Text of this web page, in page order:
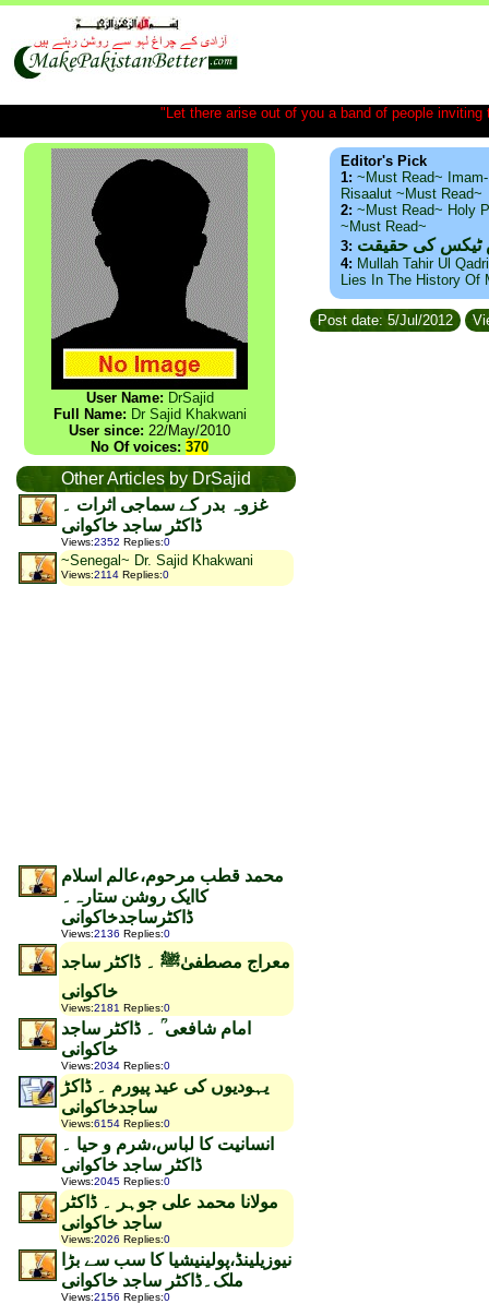
"Let there arise out of you a band of people
User Name: DrSajid
Full Name: Dr Sajid Khakwani
User since: 22/May/2010
No Of voices: 370
Other Articles by DrSajid
غزوہ بدر کے سماجی اثرات ۔
ڈاکٹر ساجد خاکوانی
Views:2352 Replies:0
~Senegal~ Dr. Sajid Khakwani
Views:2114 Replies:0
محمد قطب مرحوم،عالم اسلام
کاایک روشن ستارہ۔
ڈاکٹرساجدخاکوانی
Views:2136 Replies:0
معراج مصطفیٰﷺ ۔ ڈاکٹر ساجد
خاکوانی
Views:2181 Replies:0
امام شافعی ؒ ۔ ڈاکٹر ساجد
خاکوانی
Views:2034 Replies:0
یہودیوں کی عید پیورم ۔ ڈاکڑ
ساجدخاکوانی
Views:6154 Replies:0
انسانیت کا لباس،شرم و حیا ۔
ڈاکٹر ساجد خاکوانی
Views:2045 Replies:0
مولانا محمد علی جوہر ۔ ڈاکٹر
ساجد خاکوانی
Views:2026 Replies:0
نیوزیلینڈ،پولینیشیا کا سب سے بڑا
ملک۔ڈاکٹر ساجد خاکوانی
Views:2156 Replies:0
Editor's Pick
1: ~Must Read~
Risaalut ~Must Read~
2: ~Must Read~ Holy
~Must Read~
3: ٹیکس کی حقیقت
4: Mullah Tahir Ul
Lies In The History Of
Post date: 5/Jul/2012